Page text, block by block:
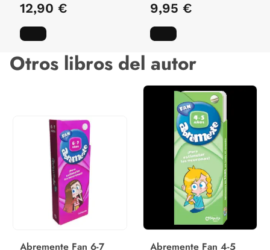
12,90 € 9,95 €
Otros libros del autor
Abremente Fan 6-7 Abremente Fan 4-5